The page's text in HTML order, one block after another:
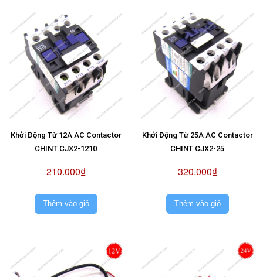
Khởi Động Từ 12A AC Contactor
CHINT CJX2-1210
210.000₫
Thêm vào giỏ
Khởi Động Từ 25A AC Contactor
CHINT CJX2-25
320.000₫
Thêm vào giỏ